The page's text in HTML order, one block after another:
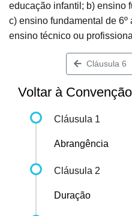
educação infantil; b) ensino
c) ensino fundamental de 6º
ensino técnico ou
Cláusula 6
Voltar à Convenção
Cláusula 1
Abrangência
Cláusula 2
Duração